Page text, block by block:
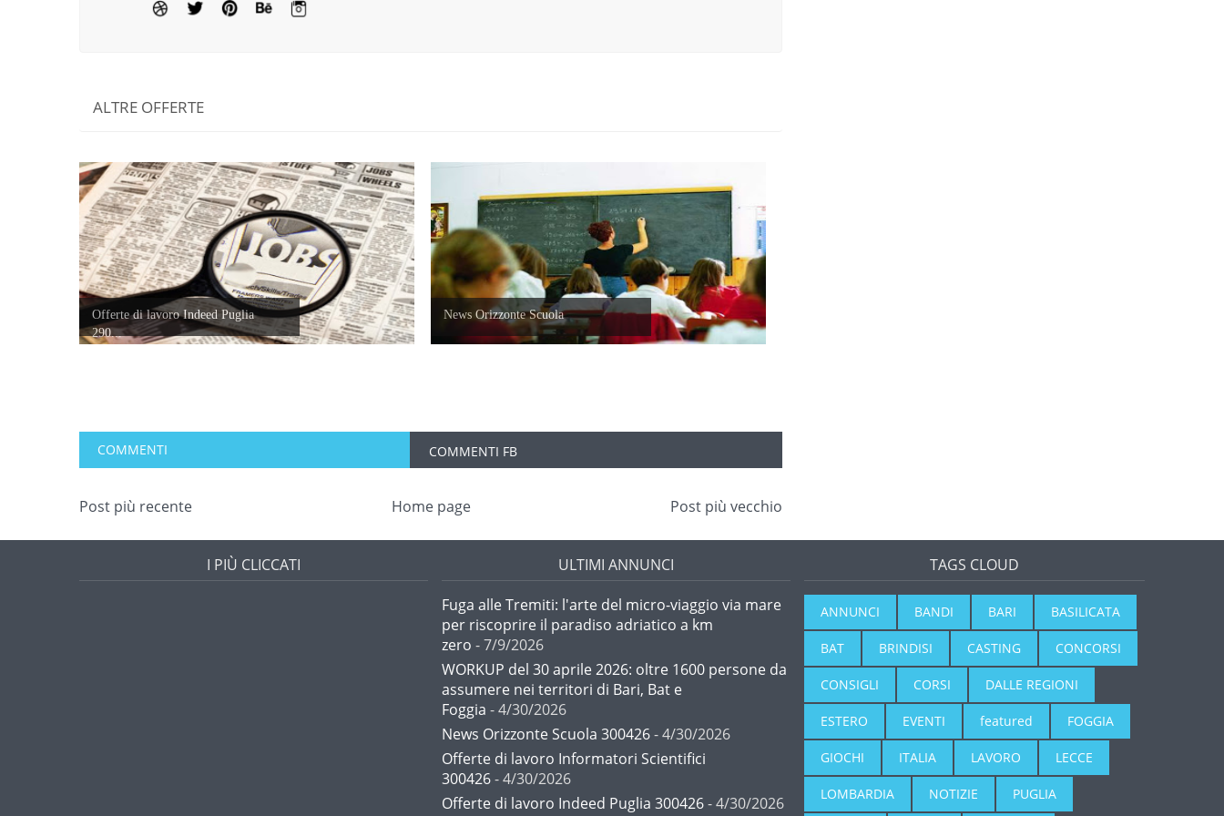
ALTRE OFFERTE
Offerte di lavoro Indeed Puglia
290...
News Orizzonte Scuola
COMMENTI COMMENTI FB
Post più recente Post più vecchio
Home page
I PIÙ CLICCATI
ULTIMI ANNUNCI
Fuga alle Tremiti: l'arte del micro-viaggio via mare
per riscoprire il paradiso adriatico a km
zero - 7/9/2026
WORKUP del 30 aprile 2026: oltre 1600 persone da
assumere nei territori di Bari, Bat e
Foggia - 4/30/2026
News Orizzonte Scuola 300426- 4/30/2026
Offerte di lavoro Informatori Scientifici
300426- 4/30/2026
Offerte di lavoro Indeed Puglia 300426- 4/30/2026
TAGS CLOUD
ANNUNCI BANDI BARI BASILICATA
BAT BRINDISI CASTING CONCORSI
CONSIGLI CORSI DALLE REGIONI
ESTERO EVENTI featured FOGGIA
GIOCHI ITALIA LAVORO LECCE
LOMBARDIA NOTIZIE PUGLIA